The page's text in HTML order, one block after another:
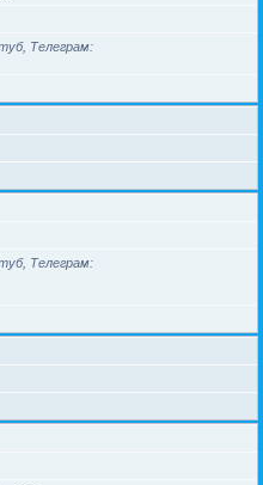
Телеграм
Телеграм